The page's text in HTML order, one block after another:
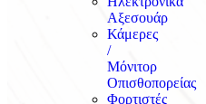
Αξεσουάρ
Κάμερες
/
Μόνιτορ
Οπισθοπορείας
Φορτιστές